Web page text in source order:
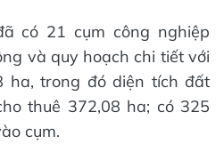
có 21 cụm công nghiệp
và quy hoạch chi tiết với
ha, trong đó diện tích đất
thuê 372,08 ha; có 325
cụm.